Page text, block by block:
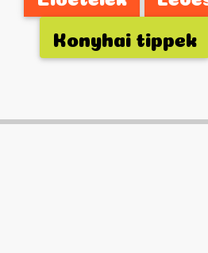
Konyhai tippek